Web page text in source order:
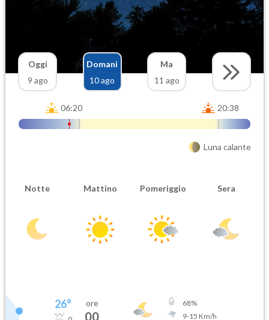
Oggi
9 ago
Domani
10 ago
Ma
11 ago
06:20 20:38
Luna calante
Notte Mattino Pomeriggio Sera
26° ore
00
68%
9-15 Km/h